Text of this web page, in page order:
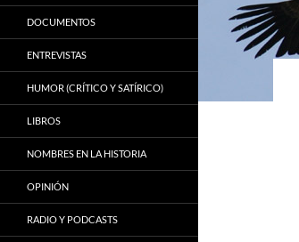
DOCUMENTOS
ENTREVISTAS
HUMOR (CRÍTICO Y SATÍRICO)
LIBROS
NOMBRES EN LA HISTORIA
OPINIÓN
RADIO Y PODCASTS